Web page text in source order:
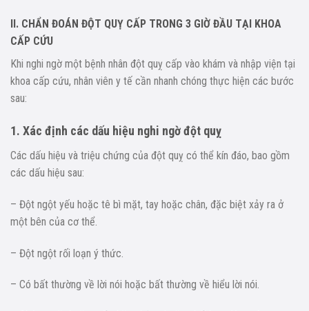
II. CHẨN ĐOÁN ĐỘT QUỴ CẤP TRONG 3 GIỜ ĐẦU TẠI KHOA
CẤP CỨU
Khi nghi ngờ một bệnh nhân đột quỵ cấp vào khám và nhập viện tại
khoa cấp cứu, nhân viên y tế cần nhanh chóng thực hiện các bước
sau:
1. Xác định các dấu hiệu nghi ngờ đột quỵ
Các dấu hiệu và triệu chứng của đột quỵ có thể kín đáo, bao gồm
các dấu hiệu sau:
– Đột ngột yếu hoặc tê bì mặt, tay hoặc chân, đặc biệt xảy ra ở
một bên của cơ thể.
– Đột ngột rối loạn ý thức.
– Có bất thường về lời nói hoặc bất thường về hiểu lời nói.